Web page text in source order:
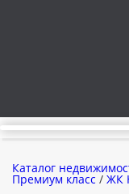
Каталог
Премиум класс / ЖК